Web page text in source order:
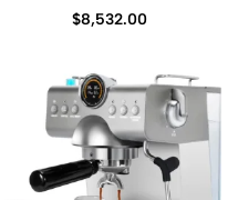
$8,532.00